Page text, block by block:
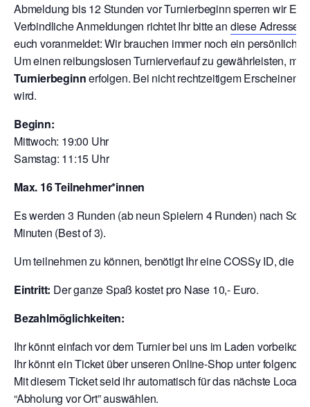
Abmeldung bis 12 Stunden vor Turnierbeginn sperren wir
Verbindliche Anmeldungen richtet Ihr bitte an diese Adresse
euch voranmeldet: Wir brauchen immer noch ein
Um einen reibungslosen Turnierverlauf zu gewährleisten,
Turnierbeginnerfolgen. Bei nicht rechtzeitigem Erscheinen
wird.
Beginn:
Mittwoch: 19:00 Uhr
Samstag: 11:15 Uhr
Max. 16 Teilnehmer*innen
Es werden 3 Runden (ab neun Spielern 4 Runden) nach
Minuten (Best of 3).
Um teilnehmen zu können, benötigt Ihr eine COSSy ID, die
Eintritt: Der ganze Spaß kostet pro Nase 10,- Euro.
Bezahlmöglichkeiten:
Ihr könnt einfach vor dem Turnier bei uns im Laden
Ihr könnt ein Ticket über unseren Online-Shop unter
Mit diesem Ticket seid ihr automatisch für das nächste Local
“Abholung vor Ort” auswählen.